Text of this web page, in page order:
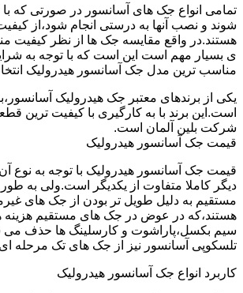
تمامی انواع جک های آسانسور در صورتی که با
شوند و نصب آنها به درستی انجام شود،از کیفیت
هستند.در واقع مقایسه جک ها از نظر کیفیت
ی بسیار مهم است این است که با توجه به
مناسب ترین مدل جک آسانسور هیدرولیک
یکی از برندهای معتبر جک هیدرولیک
است.این برند با به کارگیری با کیفیت ترین
شرکت بلین آلمان است.
قیمت جک آسانسور هیدرولیک
قیمت جک آسانسور هیدرولیک با توجه به نوع
دیگر کاملا متفاوت از یکدیگر است.ولی به
مستقیم به دلیل طویل تر بودن از جک های
هستند،که در عوض در جک های مستقیم
سیم بکسل،پاراشوت و کارسلینگ ها حذف
تلسکوپی آسانسور نیز از جک های تک مرحله
کاربرد انواع جک آسانسور هیدرولیک